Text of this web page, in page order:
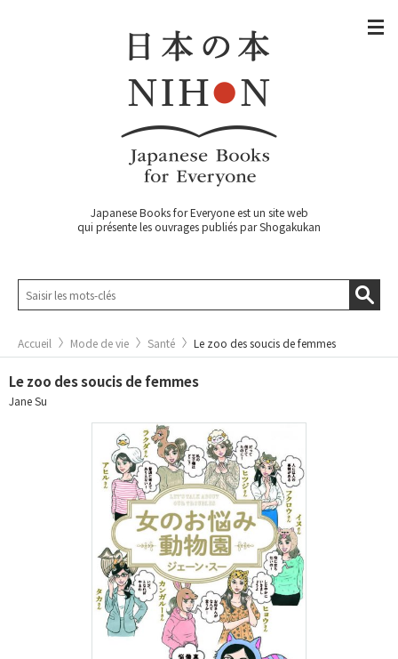
Japanese Books for Everyone est un site web
qui présente les ouvrages publiés par Shogakukan
Accueil Mode de vie Santé Le zoo des soucis de femmes
Le zoo des soucis de femmes
Jane Su